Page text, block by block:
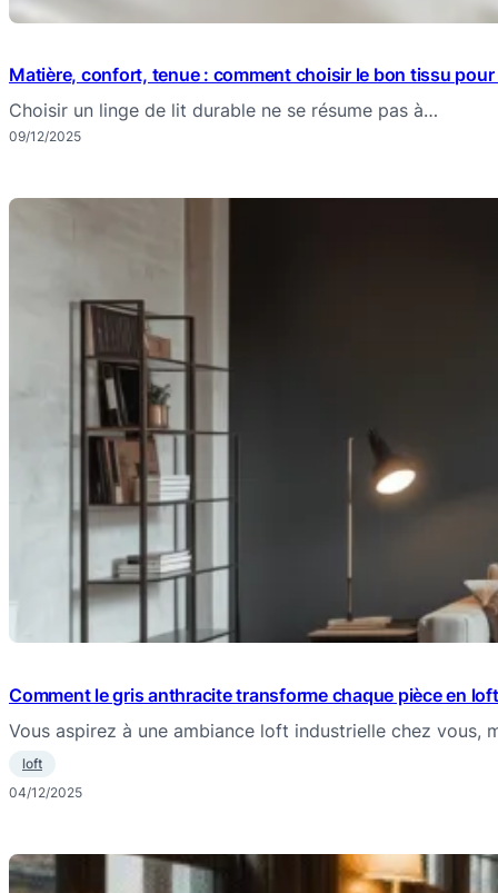
Matière, confort, tenue : comment choisir le bon tissu
Choisir un linge de lit durable ne se résume pas à…
09/12/2025
Comment le gris anthracite transforme chaque pièce en
Vous aspirez à une ambiance loft industrielle chez vous,
loft
04/12/2025